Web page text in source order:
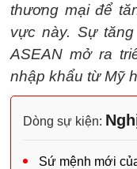
thương mại để
vực này. Sự
ASEAN mở ra
nhập khẩu từ Mỹ
Dòng sự kiện:
Sứ mệnh mới